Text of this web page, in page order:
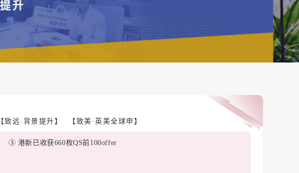
【致远·背景提升】 【致美·英美全球申】
③ 港新已收获660枚QS前100offer